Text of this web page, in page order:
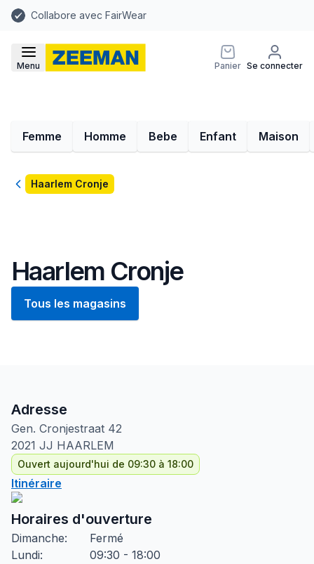
Collabore avec FairWear
Menu Panier Se connecter
Femme Homme Bebe Enfant Maison
RetourHaarlem Cronje
Haarlem Cronje
Tous les magasins
Adresse
Gen. Cronjestraat 42
2021 JJ HAARLEM
Ouvert aujourd'hui de 09:30 à 18:00
Itinéraire
Horaires d'ouverture
Dimanche:
Fermé
Lundi:
09:30 - 18:00